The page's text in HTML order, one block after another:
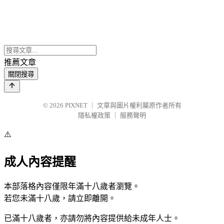
推薦文章
關閉搜尋
© 2026 PIXNET
文章與圖片權利屬原作者所有
隱私權政策
服務聲明
⚠️
成人內容提醒
本部落格內容僅限年滿十八歲者瀏覽。
若您未滿十八歲，請立即離開。
已滿十八歲者，亦請勿將內容提供給未成年人士。